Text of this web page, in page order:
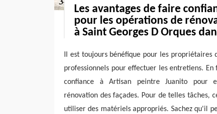
Les avantages de faire
pour les opérations de
à Saint Georges D Orques
Il est toujours bénéfique pour les propriétaires
professionnels pour effectuer les entretiens.
confiance à Artisan peintre Juanito pour
rénovation des façades. Pour de telles tâches,
utiliser des matériels appropriés. Sachez qu'il